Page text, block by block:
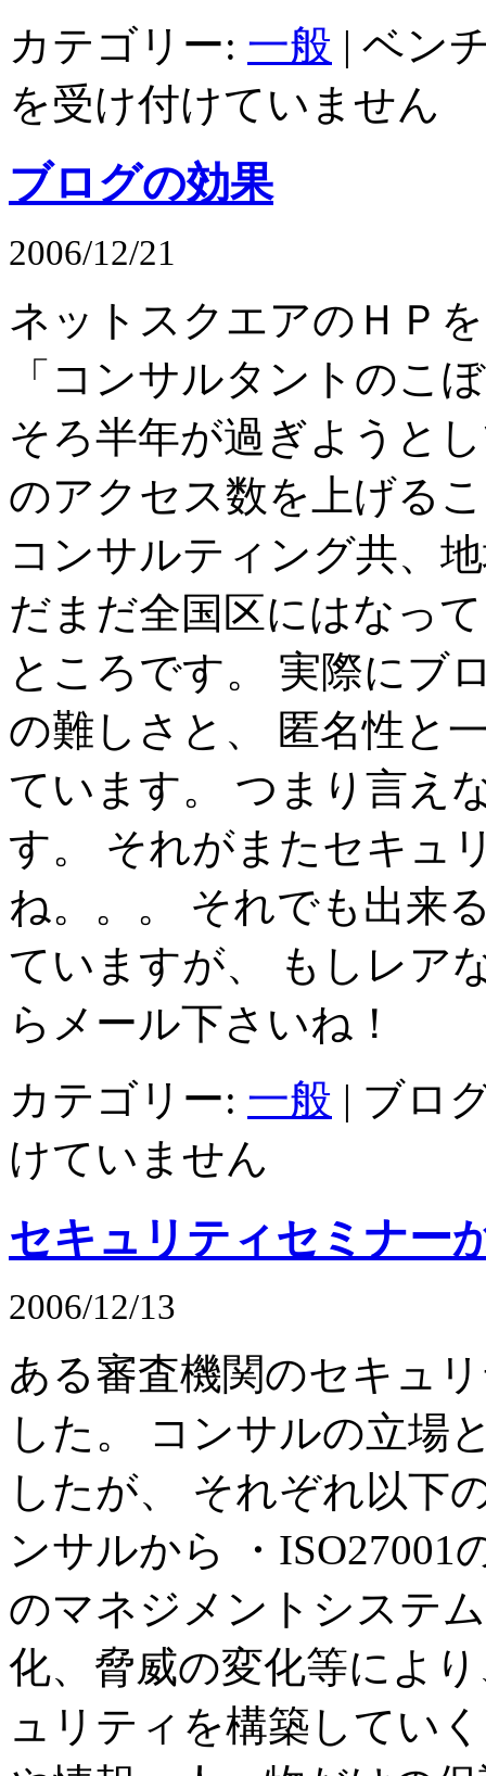
カテゴリー: 一般 | ベン
を受け付けていません
ブログの効果
2006/12/21
ネットスクエアのＨＰ
「コンサルタントのこ
そろ半年が過ぎようと
のアクセス数を上げる
コンサルティング共、
だまだ全国区にはなっ
ところです。 実際にブ
の難しさと、 匿名性と
ています。 つまり言え
す。 それがまたセキュ
ね。。。 それでも出来
ていますが、 もしレア
らメール下さいね！
カテゴリー: 一般 | ブロ
けていません
セキュリティセミナー
2006/12/13
ある審査機関のセキュ
した。 コンサルの立場
したが、 それぞれ以下
ンサルから ・ISO27001
のマネジメントシステ
化、脅威の変化等によ
ュリティを構築してい